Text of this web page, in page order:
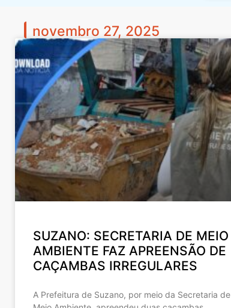
novembro 27, 2025
SUZANO: SECRETARIA DE MEIO
AMBIENTE FAZ APREENSÃO DE
CAÇAMBAS IRREGULARES
A Prefeitura de Suzano, por meio da Secretaria de